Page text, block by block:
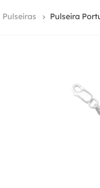
2º
6
7º
Pulseiras Pulseira